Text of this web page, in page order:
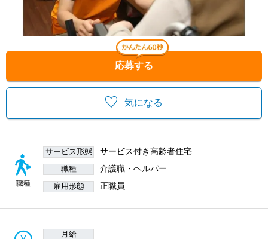
気になる
応募する
職種
サービス形態 サービス付き高齢者住宅
職種 介護職・ヘルパー
雇用形態 正職員
月給